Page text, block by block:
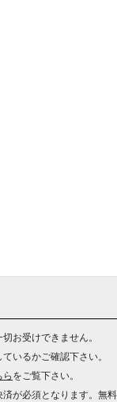
お受けできません。
いるかご確認下さい。
らをご覧下さい。
が必須となります。無